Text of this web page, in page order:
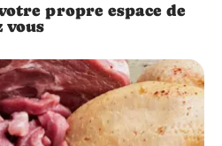
propre espace de
vous